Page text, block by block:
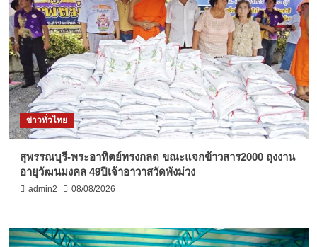
ข่าวทั่วไทย
สุพรรณบุรี-พระอาทิตย์ทรงกลด ขณะแจกข้าวสาร2000 ถุงงาน
อายุวัฒนมงคล 49ปีเจ้าอาวาสวัดพังม่วง
admin2 08/08/2026